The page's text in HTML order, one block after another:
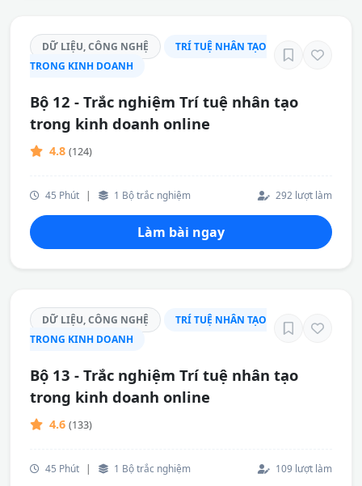
DỮ LIỆU, CÔNG NGHỆ
TRÍ TUỆ NHÂN TẠO
TRONG KINH DOANH
Bộ 12 - Trắc nghiệm Trí tuệ nhân tạo
trong kinh doanh online
4.8 (124)
45 Phút | 1 Bộ trắc nghiệm 292 lượt làm
Làm bài ngay
DỮ LIỆU, CÔNG NGHỆ
TRÍ TUỆ NHÂN TẠO
TRONG KINH DOANH
Bộ 13 - Trắc nghiệm Trí tuệ nhân tạo
trong kinh doanh online
4.6 (133)
45 Phút | 1 Bộ trắc nghiệm 109 lượt làm